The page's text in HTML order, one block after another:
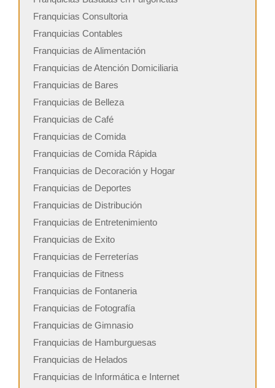
Franquicias Consultoria
Franquicias Contables
Franquicias de Alimentación
Franquicias de Atención Domiciliaria
Franquicias de Bares
Franquicias de Belleza
Franquicias de Café
Franquicias de Comida
Franquicias de Comida Rápida
Franquicias de Decoración y Hogar
Franquicias de Deportes
Franquicias de Distribución
Franquicias de Entretenimiento
Franquicias de Exito
Franquicias de Ferreterías
Franquicias de Fitness
Franquicias de Fontaneria
Franquicias de Fotografía
Franquicias de Gimnasio
Franquicias de Hamburguesas
Franquicias de Helados
Franquicias de Informática e Internet